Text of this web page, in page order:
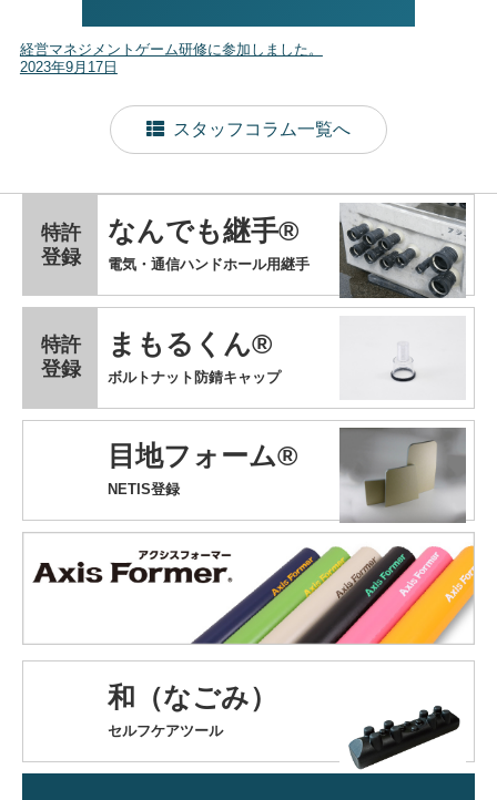
経営マネジメントゲーム研修に参加しました。
2023年9月17日
スタッフコラム一覧へ
なんでも継手®
特許
登録
電気・通信ハンドホール用継手
まもるくん®
特許
登録
ボルトナット防錆キャップ
目地フォーム®
NETIS登録
和（なごみ）
セルフケアツール